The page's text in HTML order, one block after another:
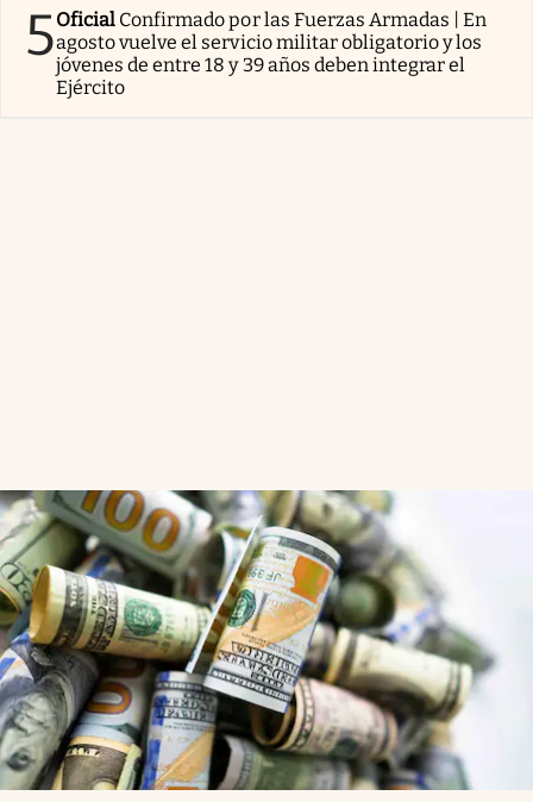
5Oficial Confirmado por las Fuerzas Armadas | En
agosto vuelve el servicio militar obligatorio y los
jóvenes de entre 18 y 39 años deben integrar el
Ejército